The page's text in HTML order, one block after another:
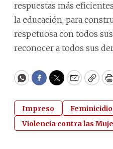
respuestas más
la educación, para
respetuosa con todos
reconocer a todos sus
WhatsApp
Facebook
Twitter
Email
Impreso
Feminicidio
Violencia contra las